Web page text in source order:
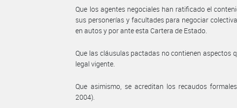
Que los agentes negociales han ratificado el
sus personerías y facultades para negociar
en autos y por ante esta Cartera de Estado.
Que las cláusulas pactadas no contienen aspectos
legal vigente.
Que asimismo, se acreditan los recaudos
2004).